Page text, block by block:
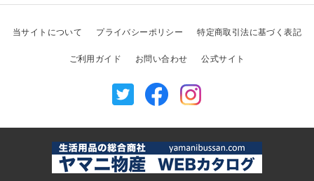
当サイトについて プライバシーポリシー 特定商取引法に基づく表記
ご利用ガイド お問い合わせ 公式サイト